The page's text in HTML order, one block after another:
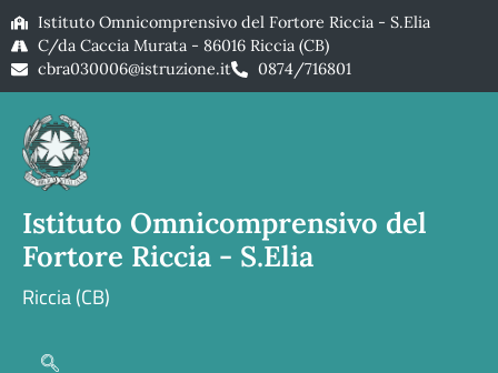
Istituto Omnicomprensivo del Fortore Riccia - S.Elia
C/da Caccia Murata - 86016 Riccia (CB)
cbra030006@istruzione.it
0874/716801
Istituto Omnicomprensivo del
Fortore Riccia - S.Elia
Riccia (CB)